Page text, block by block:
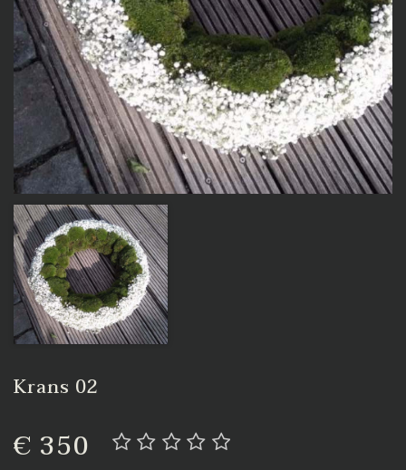
Krans 02
€ 350